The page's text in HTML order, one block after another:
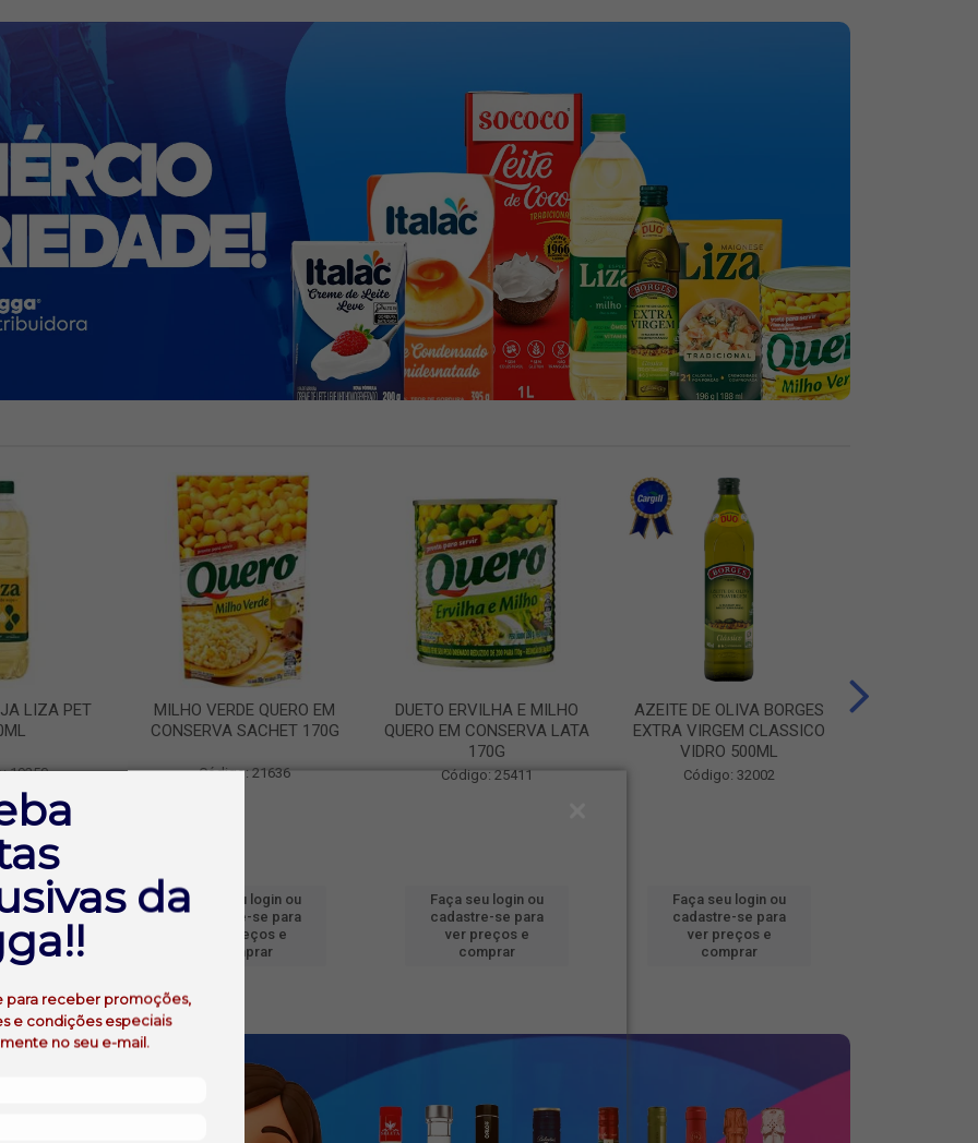
da
para receber promoções,
e condições especiais
no seu e-mail.
LIZA PET
19250
login ou
se para
e
MILHO VERDE QUERO EM
CONSERVA SACHET 170G
Código: 21636
Faça seu login ou
cadastre-se para
ver preços e
comprar
DUETO ERVILHA E MILHO
QUERO EM CONSERVA LATA
170G
Código: 25411
Faça seu login ou
cadastre-se para
ver preços e
comprar
AZEITE DE OLIVA BORGES
EXTRA VIRGEM CLASSICO
VIDRO 500ML
Código: 32002
Faça seu login ou
cadastre-se para
ver preços e
comprar